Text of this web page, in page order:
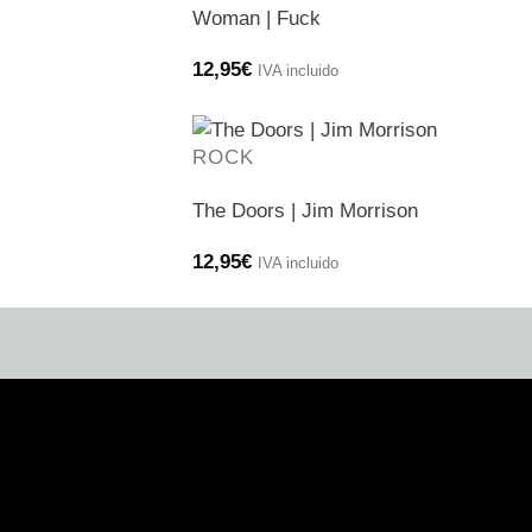
Woman | Fuck
12,95€ IVA incluido
ROCK
The Doors | Jim Morrison
12,95€ IVA incluido